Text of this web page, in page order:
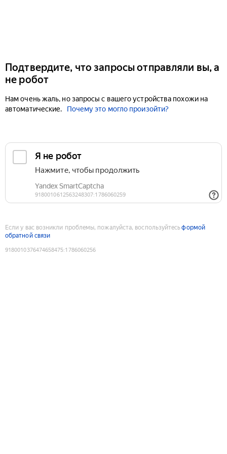
Подтвердите, что запросы отправляли вы, а
не робот
Нам очень жаль, но запросы с вашего устройства похожи на
автоматические.
Почему это могло произойти?
Если у вас возникли проблемы, пожалуйста, воспользуйтесьформой
обратной связи
9180010376474658475:1786060256